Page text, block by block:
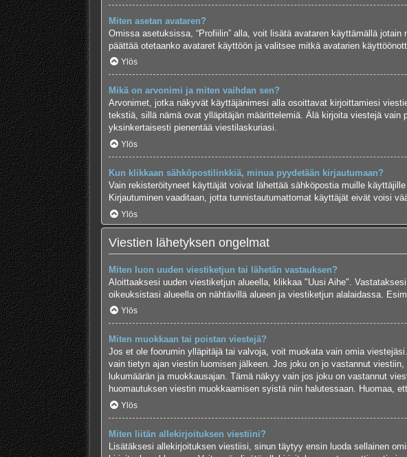
Miten asetan avataren?
Omissa asetuksissa, “Profiilin” alla, voit lisätä avataren käyttämällä
päättää otetaanko avataret käyttöön ja valitsee mitkä avatarien
Ylös
Mikä on arvonimi ja miten vaihdan sen?
Arvonimet, jotka näkyvät käyttäjänimesi alla osoittavat kirjoittamiesi
tekstiä, sillä nämä ovat ylläpitäjän määrittelemiä. Älä kirjoita viestejä
yksinkertaisesti pienentää viestilaskuriasi.
Ylös
Kun klikkaan sähköpostilinkkiä, minua pyydetään kirjautumaan?
Vain rekisteröityneet käyttäjät voivat lähettää sähköpostia muille
Kirjautuminen vaaditaan, jotta tunnistautumattomat käyttäjät eivät voisi
Ylös
Viestien lähetyksen ongelmat
Miten luon uuden viestiketjun tai lähetän vastauksen?
Aloittaaksesi uuden viestiketjun alueella, klikkaa "Uusi Aihe".
oikeuksistasi alueella on nähtävillä alueen ja viestiketjun alalaidassa.
Ylös
Miten muokkaan tai poistan viestejä?
Jos et ole foorumin ylläpitäjä tai valvoja, voit muokata vain omia
vain tietyn ajan viestin luomisen jälkeen. Jos joku on jo vastannut
lukumäärän ja muokkausajan. Tämä näkyy vain jos joku on vastannut
huomautuksen viestin muokkaamisen syistä niin halutessaan. Huomaa,
Ylös
Miten liitän allekirjoituksen viestiini?
Lisätäksesi allekirjoituksen viestiisi, sinun täytyy ensin luoda sellainen